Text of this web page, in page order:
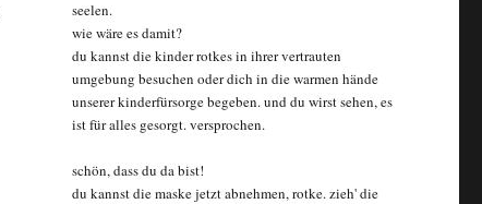
seelen.
wie wäre es damit?
du kannst die kinder rotkes in ihrer vertrauten
umgebung besuchen oder dich in die warmen hände
unserer kinderfürsorge begeben. und du wirst sehen, es
ist für alles gesorgt. versprochen.
schön, dass du da bist!
du kannst die maske jetzt abnehmen, rotke. zieh' die